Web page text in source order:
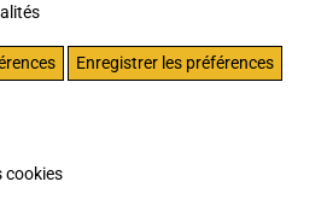
Enregistrer les préférences
cookies